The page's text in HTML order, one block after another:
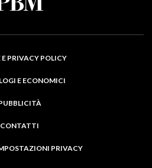
E PRIVACY POLICY
E ECONOMICI
CONTATTI
PRIVACY